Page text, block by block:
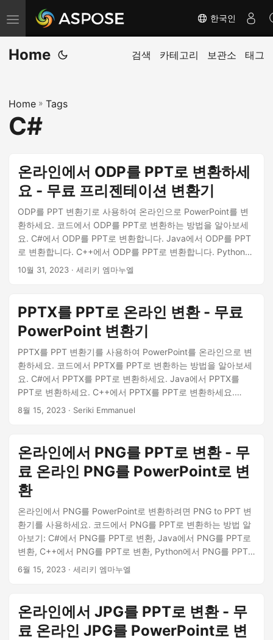
탐
색
전
한국인
Home 검색 카테고리 보관소 태그
Home » Tags
C#
온라인에서 ODP를 PPT로 변환하세
요 - 무료 프리젠테이션 변환기
ODP를 PPT 변환기로 사용하여 온라인으로 PowerPoint를 변
환하세요. 코드에서 ODP를 PPT로 변환하는 방법을 알아보세
요. C#에서 ODP를 PPT로 변환합니다. Java에서 ODP를 PPT
로 변환합니다. C++에서 ODP를 PPT로 변환합니다. Python에
서 ODP를 PPT로 변환합니다. Node.js에서 ODP를 PPT로 변
10월 31, 2023 · 세리키 엠마누엘
PPTX를 PPT로 온라인 변환 - 무료
PowerPoint 변환기
PPTX를 PPT 변환기를 사용하여 PowerPoint를 온라인으로 변
환하세요. 코드에서 PPTX를 PPT로 변환하는 방법을 알아보세
요. C#에서 PPTX를 PPT로 변환하세요. Java에서 PPTX를
PPT로 변환하세요. C++에서 PPTX를 PPT로 변환하세요.
Python에서 PPTX를 PPT로 변환하세요.
8월 15, 2023 · Seriki Emmanuel
온라인에서 PNG를 PPT로 변환 - 무
료 온라인 PNG를 PowerPoint로 변
환
온라인에서 PNG를 PowerPoint로 변환하려면 PNG to PPT 변
환기를 사용하세요. 코드에서 PNG를 PPT로 변환하는 방법 알
아보기: C#에서 PNG를 PPT로 변환, Java에서 PNG를 PPT로
변환, C++에서 PNG를 PPT로 변환, Python에서 PNG를 PPT
로 변환
6월 15, 2023 · 세리키 엠마누엘
온라인에서 JPG를 PPT로 변환 - 무
료 온라인 JPG를 PowerPoint로 변